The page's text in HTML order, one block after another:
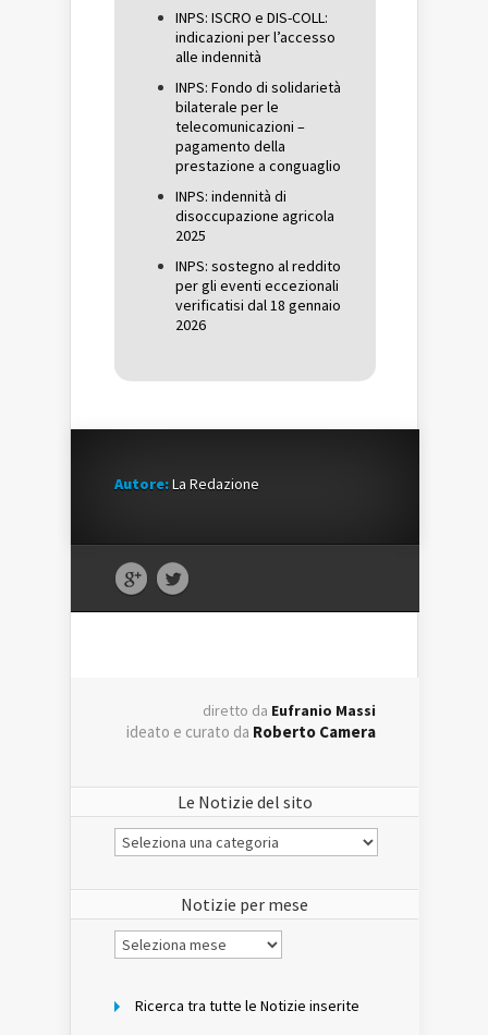
INPS: ISCRO e DIS-COLL:
indicazioni per l’accesso
alle indennità
INPS: Fondo di solidarietà
bilaterale per le
telecomunicazioni –
pagamento della
prestazione a conguaglio
INPS: indennità di
disoccupazione agricola
2025
INPS: sostegno al reddito
per gli eventi eccezionali
verificatisi dal 18 gennaio
2026
Autore:La Redazione
diretto da Eufranio Massi
ideato e curato da Roberto Camera
Le Notizie del sito
Le
Notizie
Notizie per mese
Notizie
per
Ricerca tra tutte le Notizie inserite